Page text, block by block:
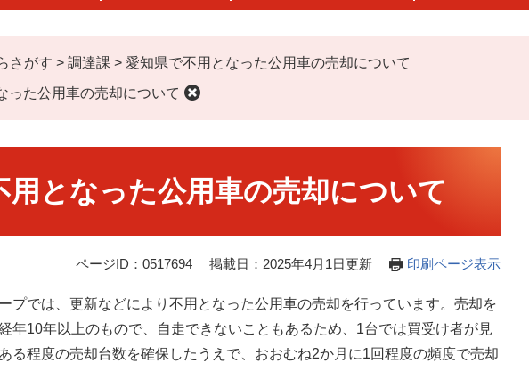
検
さがす > 調達課 > 愛知県で不用となった公用車の売却について
った公用車の売却について
用となった公用車の売却について
ページID：0517694 掲載日：2025年4月1日更新 印刷ページ表示
プでは、更新などにより不用となった公用車の売却を行っています。売却を
年10年以上のもので、自走できないこともあるため、1台では買受け者が見
る程度の売却台数を確保したうえで、おおむね2か月に1回程度の頻度で売却